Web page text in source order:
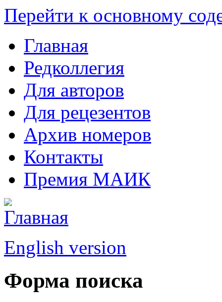
Перейти к основному
Главная
Редколлегия
Для авторов
Для рецезентов
Архив номеров
Контакты
Премия МАИК
English version
Форма поиска